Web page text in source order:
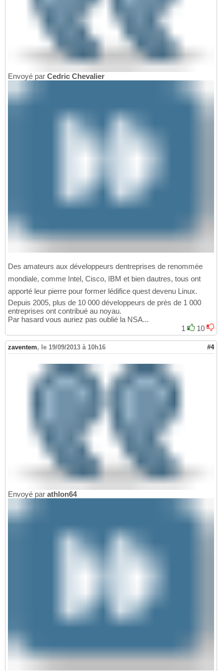
Envoyé par Cedric Chevalier
Des amateurs aux développeurs dentreprises de renommée
mondiale, comme Intel, Cisco, IBM et bien dautres, tous ont
apporté leur pierre pour former lédifice quest devenu Linux.
Depuis 2005, plus de 10 000 développeurs de près de 1 000
entreprises ont contribué au noyau.
Par hasard vous auriez pas oublié la NSA...
1
10
zaventem, le 19/09/2013 à 10h16 #4
Envoyé par athlon64